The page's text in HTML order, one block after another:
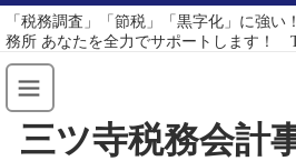
「税務調査」「節税」「黒字化」に強
務所 あなたを全力でサポートします！
三ツ寺税務会計